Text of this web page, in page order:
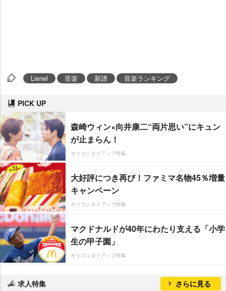
Lienel 音楽 新譜 音楽ランキング
PICK UP
森崎ウィン×向井康二“両片思い”にキュン
が止まらん！
オリコンタイアップ特集
大好評につき再び！ファミマ名物45％増量
キャンペーン
オリコンタイアップ特集
マクドナルドが40年にわたり支える「小学
生の甲子園」
オリコンタイアップ特集
求人特集 さらに見る